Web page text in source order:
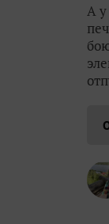
А у